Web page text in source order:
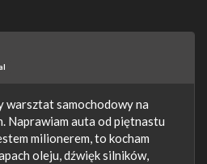
warsztat samochodowy na
Naprawiam auta od piętnastu
milionerem, to kocham
oleju, dźwięk silników,